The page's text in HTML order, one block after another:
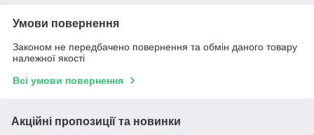
Умови повернення
Законом не передбачено повернення та обмін даного товару
належної якості
Всі умови повернення
Акційні пропозиції та новинки